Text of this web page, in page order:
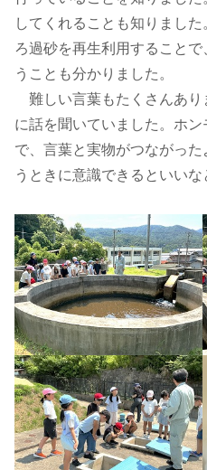
してくれることも知りまし
ろ過砂を再生利用すること
うことも分かりました。
難しい言葉もたくさんあり
に話を聞いていました。ホ
で、言葉と実物がつながっ
うときに意識できるといいな